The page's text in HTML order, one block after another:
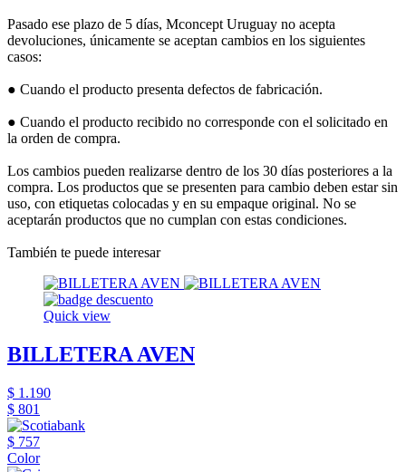
Pasado ese plazo de 5 días, Mconcept Uruguay no acepta
devoluciones, únicamente se aceptan cambios en los siguientes
casos:
● Cuando el producto presenta defectos de fabricación.
● Cuando el producto recibido no corresponde con el solicitado en
la orden de compra.
Los cambios pueden realizarse dentro de los 30 días posteriores a la
compra. Los productos que se presenten para cambio deben estar sin
uso, con etiquetas colocadas y en su empaque original. No se
aceptarán productos que no cumplan con estas condiciones.
También te puede interesar
Quick view
BILLETERA AVEN
$ 1.190
$ 801
$ 757
Color